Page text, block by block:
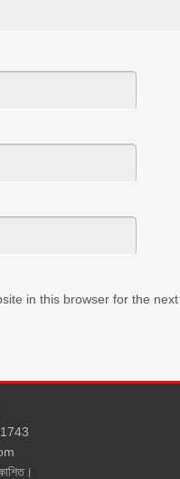
in this browser for the